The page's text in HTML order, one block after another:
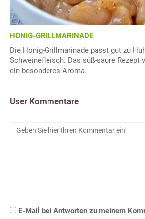
HONIG-GRILLMARINADE
Die Honig-Grillmarinade passt gut zu
Schweinefleisch. Das süß-saure Rezept
ein besonderes Aroma.
User Kommentare
E-Mail bei Antworten zu meinem